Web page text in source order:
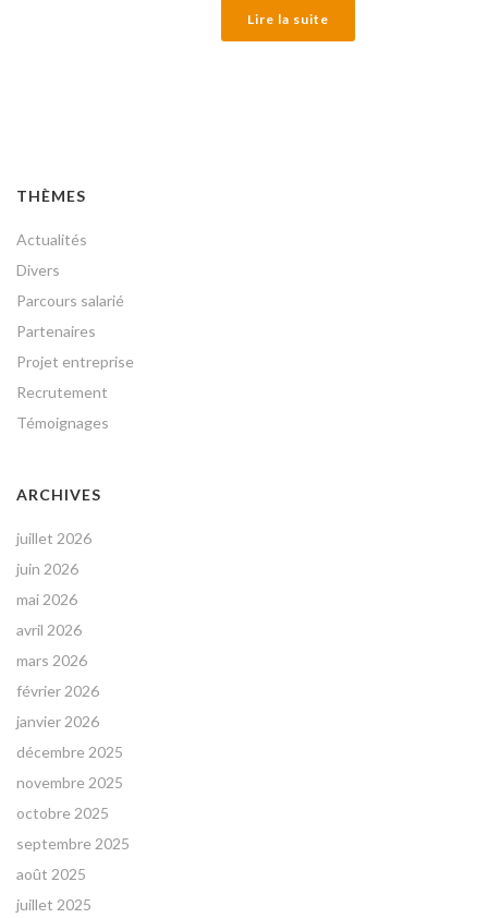
Lire la suite
THÈMES
Actualités
Divers
Parcours salarié
Partenaires
Projet entreprise
Recrutement
Témoignages
ARCHIVES
juillet 2026
juin 2026
mai 2026
avril 2026
mars 2026
février 2026
janvier 2026
décembre 2025
novembre 2025
octobre 2025
septembre 2025
août 2025
juillet 2025